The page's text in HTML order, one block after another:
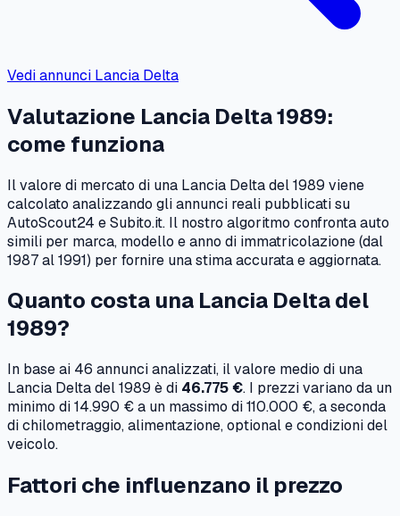
Vedi annunci Lancia Delta
Valutazione Lancia Delta1989:
come funziona
Il valore di mercato di una Lancia Deltadel1989 viene
calcolato analizzando gli annunci reali pubblicati su
AutoScout24 e Subito.it. Il nostro algoritmo confronta auto
simili per marca, modello e anno di immatricolazione (dal
1987al1991) per fornire una stima accurata e aggiornata.
Quanto costa una Lancia Deltadel
1989?
In base ai 46 annunci analizzati, il valore medio di una
Lancia Deltadel1989 è di 46.775 €. I prezzi variano da un
minimo di14.990 €a un massimo di110.000 €, a seconda
di chilometraggio, alimentazione, optional e condizioni del
veicolo.
Fattori che influenzano il prezzo